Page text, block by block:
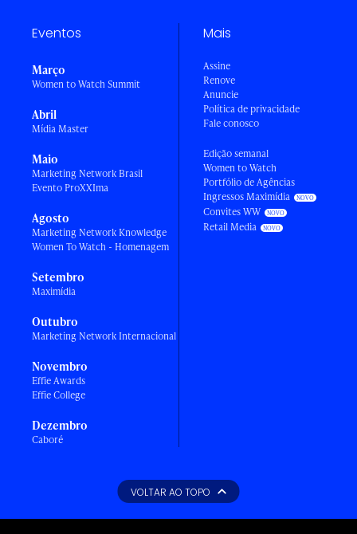
Eventos
Março
Women to Watch Summit
Abril
Mídia Master
Maio
Marketing Network Brasil
Evento ProXXIma
Agosto
Marketing Network Knowledge
Women To Watch - Homenagem
Setembro
Maximídia
Outubro
Marketing Network Internacional
Novembro
Effie Awards
Effie College
Dezembro
Caboré
Mais
Assine
Renove
Anuncie
Política de privacidade
Fale conosco
Edição semanal
Women to Watch
Portfólio de Agências
Ingressos Maximídia
Convites WW
Retail Media
VOLTAR AO TOPO